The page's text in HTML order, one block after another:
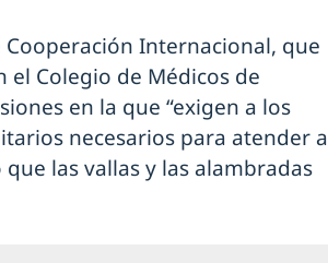
Internacional, que
el Colegio de Médicos de
en la que “exigen a los
necesarios para atender a
las vallas y las alambradas